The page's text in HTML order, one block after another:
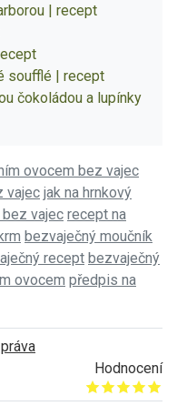
| recept
soufflé | recept
čokoládou a lupínky
ovocem bez vajec
vajec jak na hrnkový
vajec recept na
bezvaječný moučník
recept bezvaječný
ovocem předpis na
Hodnocení
Give it 1/5
Give it 2/5
Give it 3/5
Give it 4/5
Give it 5/5